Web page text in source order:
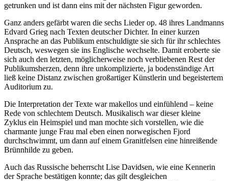
getrunken und ist dann eins mit der nächsten Figur geworden.
Ganz anders gefärbt waren die sechs Lieder op. 48 ihres Landmanns
Edvard Grieg nach Texten deutscher Dichter. In einer kurzen
Ansprache an das Publikum entschuldigte sie sich für ihr schlechtes
Deutsch, weswegen sie ins Englische wechselte. Damit eroberte sie
sich auch den letzten, möglicherweise noch verbliebenen Rest der
Publikumsherzen, denn ihre unkomplizierte, ja bodenständige Art
ließ keine Distanz zwischen großartiger Künstlerin und begeistertem
Auditorium zu.
Die Interpretation der Texte war makellos und einfühlend – keine
Rede von schlechtem Deutsch. Musikalisch war dieser kleine
Zyklus ein Heimspiel und man mochte sich vorstellen, wie die
charmante junge Frau mal eben einen norwegischen Fjord
durchschwimmt, um dann auf einem Granitfelsen eine hinreißende
Brünnhilde zu geben.
Auch das Russische beherrscht Lise Davidsen, wie eine Kennerin
der Sprache bestätigen konnte; das gilt desgleichen